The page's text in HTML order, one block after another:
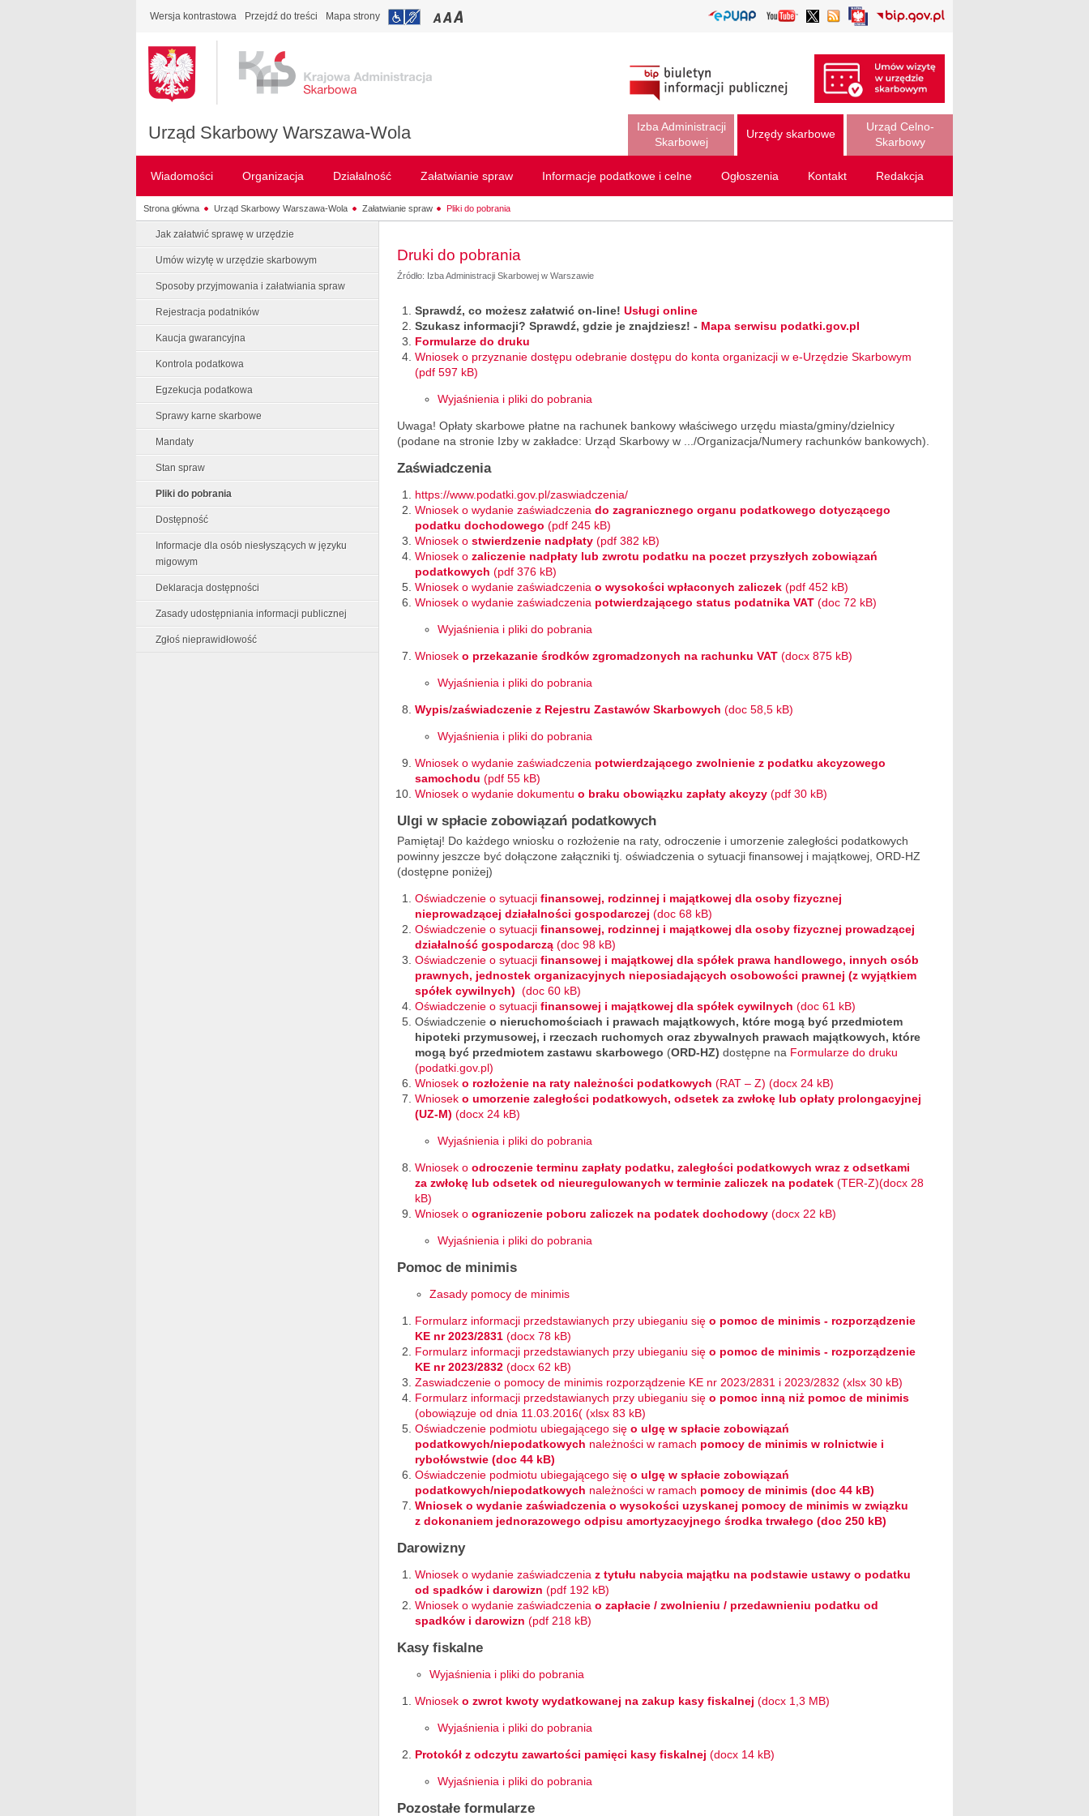
Wersja kontrastowa Przejdź do treści Mapa strony
Urząd Skarbowy Warszawa-Wola
Izba Administracji
Skarbowej
Urzędy skarbowe
Urząd Celno-
Skarbowy
Wiadomości Organizacja Działalność Załatwianie spraw Informacje podatkowe i celne Ogłoszenia Kontakt Redakcja
Strona główna Urząd Skarbowy Warszawa-Wola Załatwianie spraw Pliki do pobrania
Jak załatwić sprawę w urzędzie
Umów wizytę w urzędzie skarbowym
Sposoby przyjmowania i załatwiania spraw
Rejestracja podatników
Kaucja gwarancyjna
Kontrola podatkowa
Egzekucja podatkowa
Sprawy karne skarbowe
Mandaty
Stan spraw
Pliki do pobrania
Dostępność
Informacje dla osób niesłyszących w języku
migowym
Deklaracja dostępności
Zasady udostępniania informacji publicznej
Zgłoś nieprawidłowość
Druki do pobrania
Źródło: Izba Administracji Skarbowej w Warszawie
Sprawdź, co możesz załatwić on-line! Usługi online
Szukasz informacji? Sprawdź, gdzie je znajdziesz! - Mapa serwisu podatki.gov.pl
Formularze do druku
Wniosek o przyznanie dostępu odebranie dostępu do konta organizacji w e-Urzędzie Skarbowym
(pdf 597 kB)
Wyjaśnienia i pliki do pobrania
Uwaga! Opłaty skarbowe płatne na rachunek bankowy właściwego urzędu miasta/gminy/dzielnicy
(podane na stronie Izby w zakładce: Urząd Skarbowy w .../Organizacja/Numery rachunków bankowych).
Zaświadczenia
https://www.podatki.gov.pl/zaswiadczenia/
Wniosek o wydanie zaświadczenia do zagranicznego organu podatkowego dotyczącego
podatku dochodowego (pdf 245 kB)
Wniosek o stwierdzenie nadpłaty (pdf 382 kB)
Wniosek o zaliczenie nadpłaty lub zwrotu podatku na poczet przyszłych zobowiązań
podatkowych (pdf 376 kB)
Wniosek o wydanie zaświadczenia o wysokości wpłaconych zaliczek (pdf 452 kB)
Wniosek o wydanie zaświadczenia potwierdzającego status podatnika VAT (doc 72 kB)
Wyjaśnienia i pliki do pobrania
Wniosek o przekazanie środków zgromadzonych na rachunku VAT (docx 875 kB)
Wyjaśnienia i pliki do pobrania
Wypis/zaświadczenie z Rejestru Zastawów Skarbowych (doc 58,5 kB)
Wyjaśnienia i pliki do pobrania
Wniosek o wydanie zaświadczenia potwierdzającego zwolnienie z podatku akcyzowego
samochodu (pdf 55 kB)
Wniosek o wydanie dokumentu o braku obowiązku zapłaty akcyzy (pdf 30 kB)
Ulgi w spłacie zobowiązań podatkowych
Pamiętaj! Do każdego wniosku o rozłożenie na raty, odroczenie i umorzenie zaległości podatkowych
powinny jeszcze być dołączone załączniki tj. oświadczenia o sytuacji finansowej i majątkowej, ORD-HZ
(dostępne poniżej)
Oświadczenie o sytuacji finansowej, rodzinnej i majątkowej dla osoby fizycznej
nieprowadzącej działalności gospodarczej (doc 68 kB)
Oświadczenie o sytuacji finansowej, rodzinnej i majątkowej dla osoby fizycznej prowadzącej
działalność gospodarczą (doc 98 kB)
Oświadczenie o sytuacji finansowej i majątkowej dla spółek prawa handlowego, innych osób
prawnych, jednostek organizacyjnych nieposiadających osobowości prawnej (z wyjątkiem
spółek cywilnych) (doc 60 kB)
Oświadczenie o sytuacji finansowej i majątkowej dla spółek cywilnych (doc 61 kB)
Oświadczenie o nieruchomościach i prawach majątkowych, które mogą być przedmiotem
hipoteki przymusowej, i rzeczach ruchomych oraz zbywalnych prawach majątkowych, które
mogą być przedmiotem zastawu skarbowego (ORD-HZ) dostępne na Formularze do druku
(podatki.gov.pl)
Wniosek o rozłożenie na raty należności podatkowych (RAT – Z) (docx 24 kB)
Wniosek o umorzenie zaległości podatkowych, odsetek za zwłokę lub opłaty prolongacyjnej
(UZ-M) (docx 24 kB)
Wyjaśnienia i pliki do pobrania
Wniosek o odroczenie terminu zapłaty podatku, zaległości podatkowych wraz z odsetkami
za zwłokę lub odsetek od nieuregulowanych w terminie zaliczek na podatek (TER-Z)(docx 28
kB)
Wniosek o ograniczenie poboru zaliczek na podatek dochodowy (docx 22 kB)
Wyjaśnienia i pliki do pobrania
Pomoc de minimis
Zasady pomocy de minimis
Formularz informacji przedstawianych przy ubieganiu się o pomoc de minimis - rozporządzenie
KE nr 2023/2831 (docx 78 kB)
Formularz informacji przedstawianych przy ubieganiu się o pomoc de minimis - rozporządzenie
KE nr 2023/2832 (docx 62 kB)
Zaswiadczenie o pomocy de minimis rozporządzenie KE nr 2023/2831 i 2023/2832 (xlsx 30 kB)
Formularz informacji przedstawianych przy ubieganiu się o pomoc inną niż pomoc de minimis
(obowiązuje od dnia 11.03.2016( (xlsx 83 kB)
Oświadczenie podmiotu ubiegającego się o ulgę w spłacie zobowiązań
podatkowych/niepodatkowych należności w ramach pomocy de minimis w rolnictwie i
rybołówstwie (doc 44 kB)
Oświadczenie podmiotu ubiegającego się o ulgę w spłacie zobowiązań
podatkowych/niepodatkowych należności w ramach pomocy de minimis (doc 44 kB)
Wniosek o wydanie zaświadczenia o wysokości uzyskanej pomocy de minimis w związku
z dokonaniem jednorazowego odpisu amortyzacyjnego środka trwałego (doc 250 kB)
Darowizny
Wniosek o wydanie zaświadczenia z tytułu nabycia majątku na podstawie ustawy o podatku
od spadków i darowizn (pdf 192 kB)
Wniosek o wydanie zaświadczenia o zapłacie / zwolnieniu / przedawnieniu podatku od
spadków i darowizn (pdf 218 kB)
Kasy fiskalne
Wyjaśnienia i pliki do pobrania
Wniosek o zwrot kwoty wydatkowanej na zakup kasy fiskalnej (docx 1,3 MB)
Wyjaśnienia i pliki do pobrania
Protokół z odczytu zawartości pamięci kasy fiskalnej (docx 14 kB)
Wyjaśnienia i pliki do pobrania
Pozostałe formularze